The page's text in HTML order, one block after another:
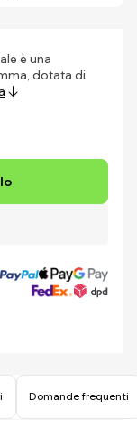
è una
dotata di
Domande frequenti